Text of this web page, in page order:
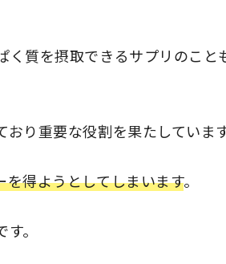
質を摂取できるサプリのこと
り重要な役割を果たしています
得ようとしてしまいます。
。